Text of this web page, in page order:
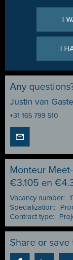
I
I
Any
Justin van
+31 165 799 510
Monteur
€3.105 en
Vacancy number:
Specialization:
Contract type:
Share or